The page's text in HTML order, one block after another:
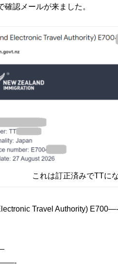
認メールが来ました。
これは訂正済みでTTに
Travel Authority)